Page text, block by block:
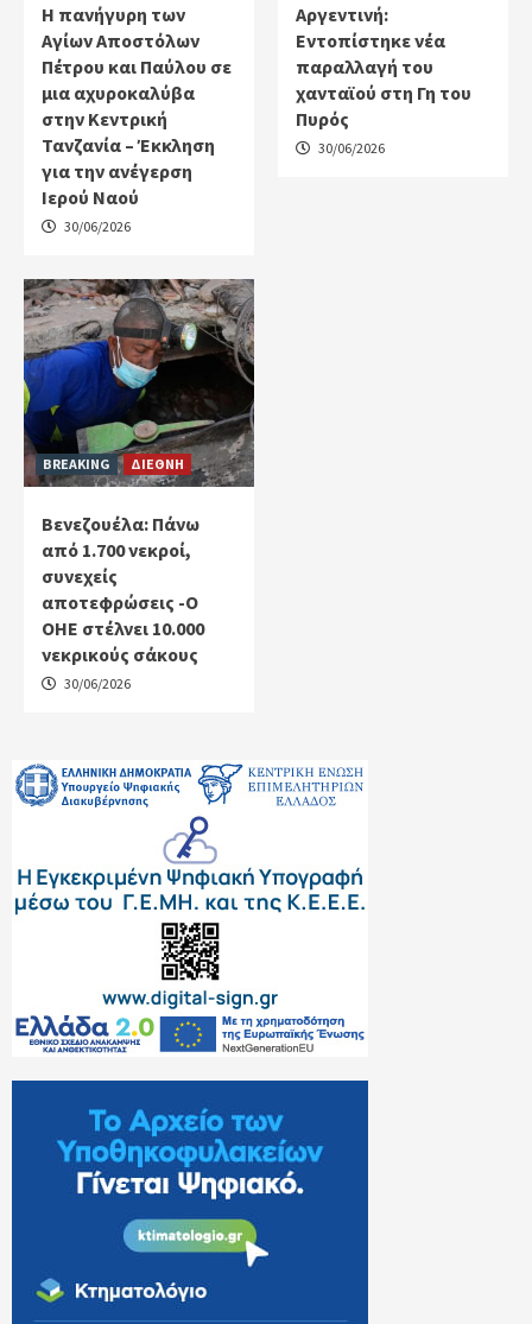
Η πανήγυρη των
Αγίων Αποστόλων
Πέτρου και Παύλου σε
μια αχυροκαλύβα
στην Κεντρική
Τανζανία – Έκκληση
για την ανέγερση
Ιερού Ναού
30/06/2026
Αργεντινή:
Εντοπίστηκε νέα
παραλλαγή του
χανταϊού στη Γη του
Πυρός
30/06/2026
BREAKING ΔΙΕΘΝΗ
Βενεζουέλα: Πάνω
από 1.700 νεκροί,
συνεχείς
αποτεφρώσεις -Ο
ΟΗΕ στέλνει 10.000
νεκρικούς σάκους
30/06/2026